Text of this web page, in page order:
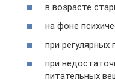
в возрасте
на фоне
при регулярных
при
питательных